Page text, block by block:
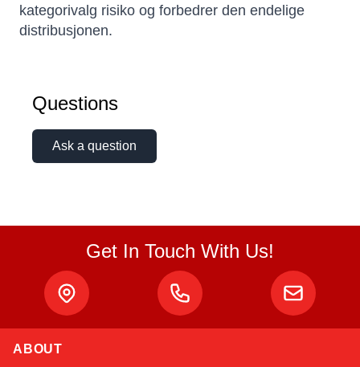
kategorivalg risiko og forbedrer den endelige
distribusjonen.
Questions
Ask a question
Get In Touch With Us!
ABOUT
Sophie
Online — typically replies instantly